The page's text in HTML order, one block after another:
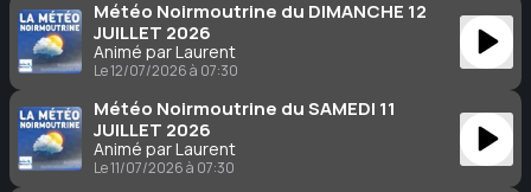
Météo Noirmoutrine du DIMANCHE 12
JUILLET 2026
Animé par Laurent
Le 12/07/2026 à 07:30
Météo Noirmoutrine du SAMEDI 11
JUILLET 2026
Animé par Laurent
Le 11/07/2026 à 07:30